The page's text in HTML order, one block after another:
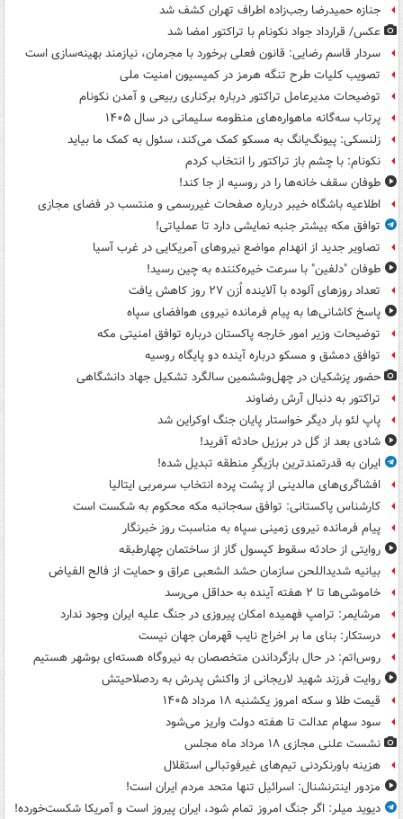
جنازه حمیدرضا رجب‌زاده اطراف تهران کشف شد
عکس/ قرارداد جواد نکونام با تراکتور امضا شد
سردار قاسم رضایی: قانون فعلی برخورد با مجرمان، نیازمند بهینه‌سازی است
تصویب کلیات طرح تنگه هرمز در کمیسیون امنیت ملی
توضیحات مدیرعامل تراکتور درباره برکناری ربیعی و آمدن نکونام
پرتاب سه‌گانه ماهواره‌های منظومه سلیمانی در سال ۱۴۰۵
زلنسکی: پیونگ‌یانگ به مسکو کمک می‌کند، سئول به کمک ما بیاید
نکونام: با چشم باز تراکتور را انتخاب کردم
طوفان سقف خانه‌ها را در روسیه از جا ‌کند!
اطلاعیه باشگاه خیبر درباره صفحات غیررسمی و منتسب در فضای مجازی
توافق مکه بیشتر جنبه نمایشی دارد تا عملیاتی!
تصاویر جدید از انهدام مواضع نیروهای آمریکایی در غرب آسیا
طوفان "دلفین" با سرعت خیره‌کننده به چین رسید!
تعداد روزهای آلوده با آلاینده اُزن ۲۷ روز کاهش یافت
پاسخ کاشانی‌ها به پیام فرمانده نیروی هوافضای سپاه
توضیحات وزیر امور خارجه پاکستان درباره توافق امنیتی مکه
توافق دمشق و مسکو درباره آینده دو پایگاه روسیه
حضور پزشکیان در چهل‌وششمین سالگرد تشکیل جهاد دانشگاهی
تراکتور به دنبال آرش رضاوند
پاپ لئو بار دیگر خواستار پایان جنگ اوکراین شد
شادی بعد از گل در برزیل حادثه آفرید!
ایران به قدرتمندترین بازیگرِ منطقه تبدیل شده!
افشاگری‌های مالدینی از پشت پرده انتخاب سرمربی ایتالیا
کارشناس پاکستانی: توافق سه‌جانبه مکه محکوم به شکست است
پیام فرمانده نیروی زمینی سپاه به مناسبت روز خبرنگار
روایتی از حادثه سقوط کپسول گاز از ساختمان چهارطبقه
بیانیه شدیداللحن سازمان حشد الشعبی عراق و حمایت از فالح الفیاض
خاموشی‌ها تا ۲ هفته آینده به حداقل می‌رسد
مرشایمر: ترامپ فهمیده امکان پیروزی در جنگ علیه ایران وجود ندارد
درستکار: بنای ما بر اخراج نایب قهرمان جهان نیست
روس‌اتم: در حال بازگرداندن متخصصان به نیروگاه هسته‌ای بوشهر هستیم
روایت فرزند شهید لاریجانی از واکنش پدرش به ردصلاحیتش
قیمت طلا و سکه امروز یکشنبه ۱۸ مرداد ۱۴۰۵
سود سهام عدالت تا هفته دولت واریز می‌شود
نشست علنی مجازی ۱۸ مرداد ماه مجلس
هزینه باورنکردنی تیم‌های غیرفوتبالی استقلال
مزدور اینترنشنال: اسرائیل تنها متحد مردم ایران است!
دیوید میلر: اگر جنگ امروز تمام شود، ایران پیروز است و آمریکا شکست‌خورده!